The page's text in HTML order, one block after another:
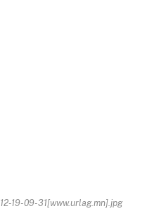
19-09-31[www.urlag.mn].jpg